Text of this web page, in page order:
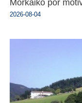
Morkaiko por
2026-08-04